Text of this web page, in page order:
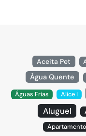
Aceita Pet
Água Quente
Águas Frias Alice I
Aluguel